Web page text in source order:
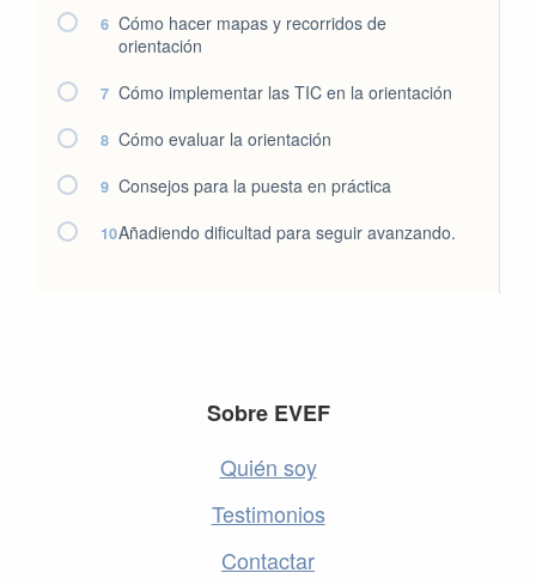
6 Cómo hacer mapas y recorridos de
orientación
7 Cómo implementar las TIC en la orientación
8 Cómo evaluar la orientación
9 Consejos para la puesta en práctica
10Añadiendo dificultad para seguir avanzando.
Sobre EVEF
Quién soy
Testimonios
Contactar